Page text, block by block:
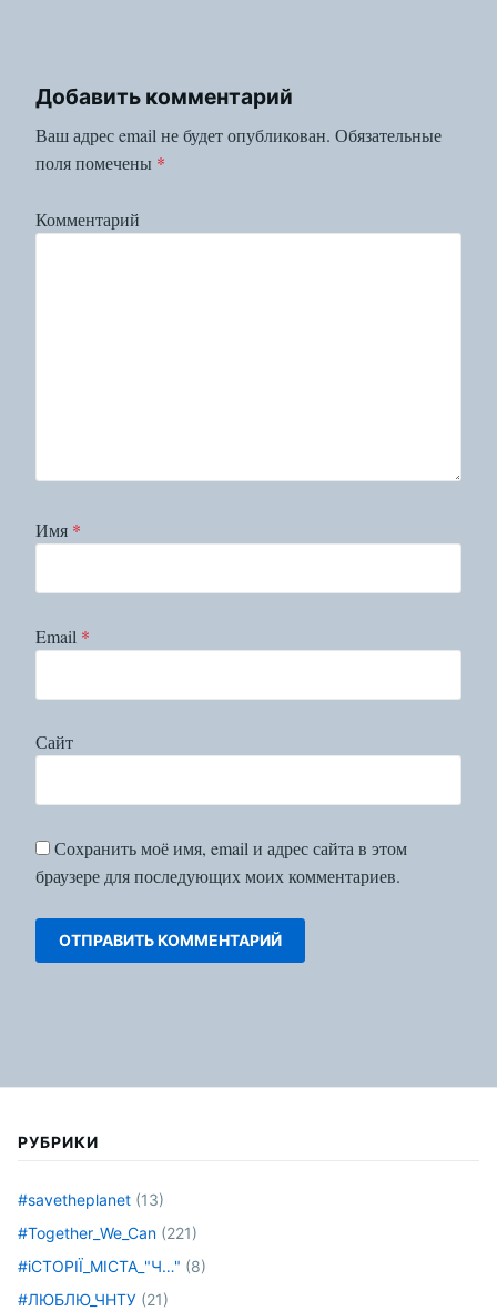
Добавить комментарий
Ваш адрес email не будет опубликован. Обязательные
поля помечены *
Комментарий
Имя *
Email *
Сайт
Сохранить моё имя, email и адрес сайта в этом
браузере для последующих моих комментариев.
РУБРИКИ
#savetheplanet (13)
#Together_We_Can (221)
#іСТОРІЇ_МІСТА_"Ч…" (8)
#ЛЮБЛЮ_ЧНТУ (21)